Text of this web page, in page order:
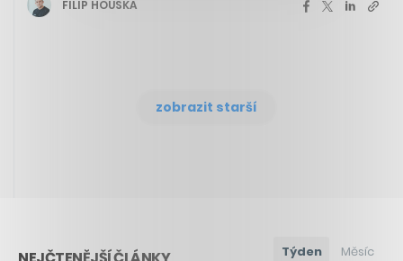
FILIP HOUSKA
zobrazit starší
Týden Měsíc